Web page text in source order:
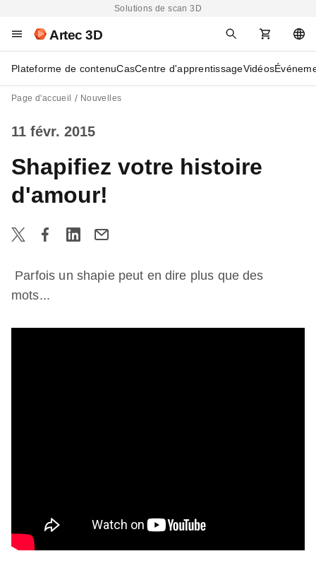
Solutions de scan 3D
Artec 3D
Plateforme de contenuCasCentre d'apprentissageVidéos
Page d'accueil Nouvelles
11 févr. 2015
Shapifiez votre histoire
d'amour!
Parfois un shapie peut en dire plus que des
mots...